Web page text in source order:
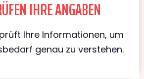
IHRE ANGABEN
Ihre Informationen, um
genau zu verstehen.